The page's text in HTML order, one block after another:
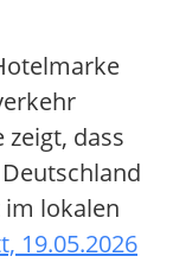
dass
lokalen
19.05.2026